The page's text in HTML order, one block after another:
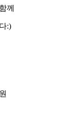
께
:)